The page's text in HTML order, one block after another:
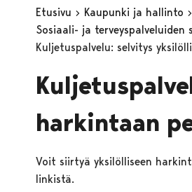
Etusivu Kaupunki ja hallinto
Sosiaali- ja
Kuljetuspalvelu: selvitys
harkintaan
Voit siirtyä yksilölliseen
linkistä.